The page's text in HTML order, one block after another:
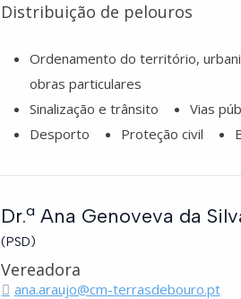
Distribuição de pelouros
Ordenamento do território,
obras particulares
Sinalização e trânsito
Vias
Desporto
Proteção civil
Dr.ª Ana Genoveva da
(PSD)
Vereadora
ana.araujo@cm-terrasdebouro.pt